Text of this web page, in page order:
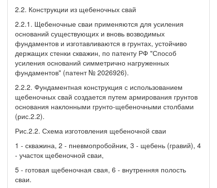
2.2. Конструкции из щебеночных свай
2.2.1. Щебеночные сваи применяются для усиления
оснований существующих и вновь возводимых
фундаментов и изготавливаются в грунтах, устойчиво
держащих стенки скважин, по патенту РФ "Способ
усиления оснований симметрично нагруженных
фундаментов" (патент № 2026926).
2.2.2. Фундаментная конструкция с использованием
щебеночных свай создается путем армирования грунтов
основания наклонными грунто-щебеночными столбами
(рис.2.2).
Рис.2.2. Схема изготовления щебеночной сваи
1 - скважина, 2 - пневмопробойник, 3 - щебень (гравий), 4
- участок щебеночной сваи,
5 - готовая щебеночная свая, 6 - внутренняя полость
сваи.